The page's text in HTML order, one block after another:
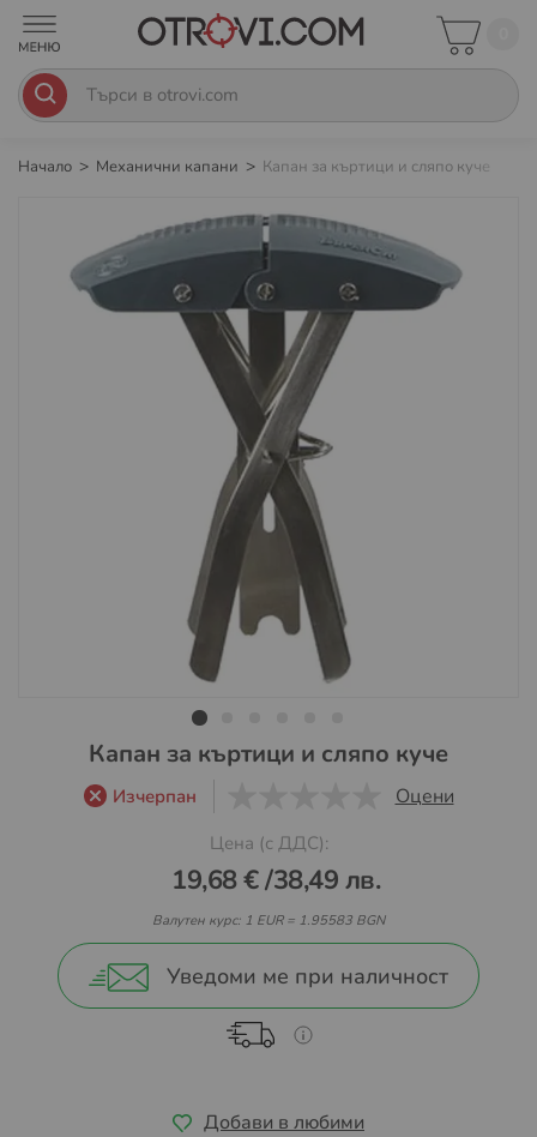
Начало Механични капани Капан за къртици и сляпо куче
галерията
Преминете
началото
Капан за къртици и сляпо куче
Изчерпан Оцени
Цена (с ДДС):
19,68 €/38,49 лв.
Валутен курс: 1 EUR = 1.95583 BGN
Уведоми ме при наличност
Добави в любими